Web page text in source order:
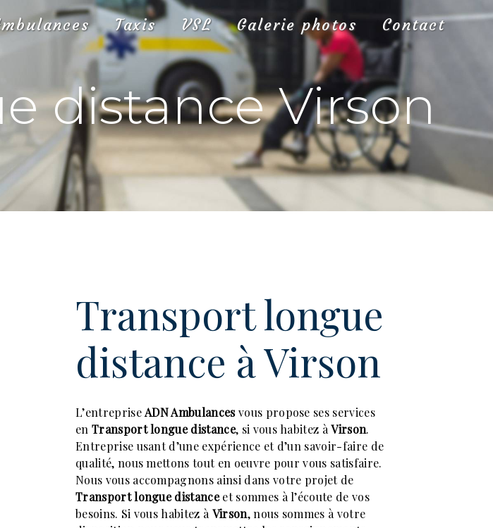
Taxis VSL Galerie photos Contact
distance Virson
Transport longue
distance à Virson
L’entrepriseADN Ambulancesvous propose ses services
en Transport longue distance, si vous habitez àVirson.
Entreprise usant d’une expérience et d’un savoir-faire de
qualité, nous mettons tout en oeuvre pour vous satisfaire.
Nous vous accompagnons ainsi dans votre projet de
Transport longue distanceet sommes à l’écoute de vos
besoins. Si vous habitez à Virson, nous sommes à votre